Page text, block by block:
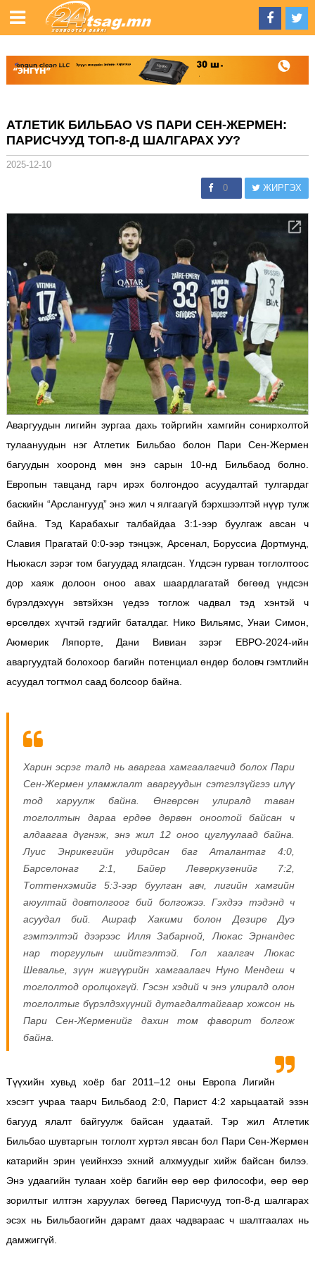
АТЛЕТИК БИЛЬБАО VS ПАРИ СЕН-ЖЕРМЕН:
ПАРИСЧУУД ТОП-8-Д ШАЛГАРАХ УУ?
2025-12-10
0 ЖИРГЭХ
Аваргуудын лигийн зургаа дахь тойргийн хамгийн сонирхолтой
тулаануудын нэг Атлетик Бильбао болон Пари Сен-Жермен
багуудын хооронд мөн энэ сарын 10-нд Бильбаод болно.
Европын тавцанд гарч ирэх болгондоо асуудалтай тулгардаг
баскийн “Арслангууд” энэ жил ч ялгаагүй бэрхшээлтэй нүүр тулж
байна. Тэд Карабахыг талбайдаа 3:1-ээр буулгаж авсан ч
Славия Прагатай 0:0-ээр тэнцэж, Арсенал, Боруссиа Дортмунд,
Ньюкасл зэрэг том багуудад ялагдсан. Үлдсэн гурван тоглолтоос
дор хаяж долоон оноо авах шаардлагатай бөгөөд үндсэн
бүрэлдэхүүн эвтэйхэн үедээ тоглож чадвал тэд хэнтэй ч
өрсөлдөх хүчтэй гэдгийг баталдаг. Нико Вильямс, Унаи Симон,
Аюмерик Ляпорте, Дани Вивиан зэрэг ЕВРО-2024-ийн
аваргуудтай болохоор багийн потенциал өндөр боловч гэмтлийн
асуудал тогтмол саад болсоор байна.
Харин эсрэг талд нь аваргаа хамгаалагчид болох Пари
Сен-Жермен уламжлалт аваргуудын сэтгэлзүйгээ илүү
тод харуулж байна. Өнгөрсөн улиралд таван
тоглолтын дараа ердөө дөрвөн оноотой байсан ч
алдаагаа дүгнэж, энэ жил 12 оноо цуглуулаад байна.
Луис Энрикегийн удирдсан баг Аталантаг 4:0,
Барселонаг 2:1, Байер Леверкузенийг 7:2,
Тоттенхэмийг 5:3-ээр буулган авч, лигийн хамгийн
аюултай довтолгоог бий болгожээ. Гэхдээ тэдэнд ч
асуудал бий. Ашраф Хакими болон Дезире Дуэ
гэмтэлтэй дээрээс Илля Забарной, Люкас Эрнандес
нар торгуулын шийтгэлтэй. Гол хаалгач Люкас
Шевалье, зүүн жигүүрийн хамгаалагч Нуно Мендеш ч
тоглолтод оролцохгүй. Гэсэн хэдий ч энэ улиралд олон
тоглолтыг бүрэлдэхүүний дутагдалтайгаар хожсон нь
Пари Сен-Жерменийг дахин том фаворит болгож
байна.
Түүхийн хувьд хоёр баг 2011–12 оны Европа Лигийн
хэсэгт учраа таарч Бильбаод 2:0, Парист 4:2 харьцаатай эзэн
багууд ялалт байгуулж байсан удаатай. Тэр жил Атлетик
Бильбао шувтаргын тоглолт хүртэл явсан бол Пари Сен-Жермен
катарийн эрин үеийнхээ эхний алхмуудыг хийж байсан билээ.
Энэ удаагийн тулаан хоёр багийн өөр өөр философи, өөр өөр
зорилтыг илтгэн харуулах бөгөөд Парисчууд топ-8-д шалгарах
эсэх нь Бильбаогийн дарамт даах чадвараас ч шалтгаалах нь
дамжиггүй.